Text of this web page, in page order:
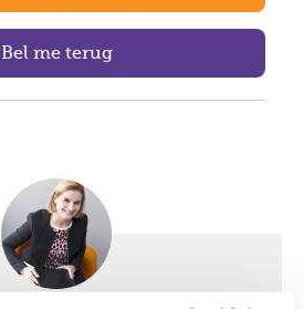
Bel me terug